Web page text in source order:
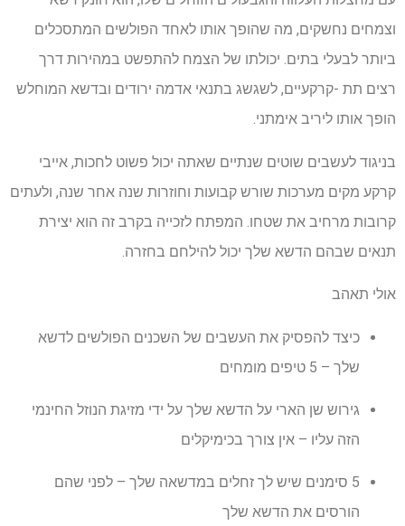
וצמחים נחשקים, מה שהופך אותו לאחד הפולשים המתסכלים
ביותר לבעלי בתים. יכולתו של הצמח להתפשט במהירות דרך
רצים תת -קרקעיים, לשגשג בתנאי אדמה ירודים ובדשא המוחלש
הופך אותו ליריב אימתני.
בניגוד לעשבים שוטים שנתיים שאתה יכול פשוט לחכות, אייבי
קרקע מקים מערכות שורש קבועות וחוזרות שנה אחר שנה, ולעתים
קרובות מרחיב את שטחו. המפתח לזכייה בקרב זה הוא יצירת
תנאים שבהם הדשא שלך יכול להילחם בחזרה.
אולי תאהב
כיצד להפסיק את העשבים של השכנים הפולשים לדשא
שלך – 5 טיפים מומחים
גירוש שן הארי על הדשא שלך על ידי מזיגת הנוזל החינמי
הזה עליו – אין צורך בכימיקלים
5 סימנים שיש לך זחלים במדשאה שלך – לפני שהם
הורסים את הדשא שלך